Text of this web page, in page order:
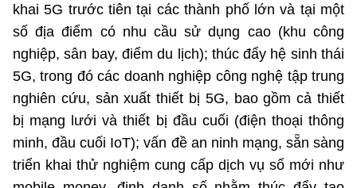
khai 5G trước tiên tại các thành phố lớn và tại một
số địa điểm có nhu cầu sử dụng cao (khu công
nghiệp, sân bay, điểm du lịch); thúc đẩy hệ sinh thái
5G, trong đó các doanh nghiệp công nghệ tập trung
nghiên cứu, sản xuất thiết bị 5G, bao gồm cả thiết
bị mạng lưới và thiết bị đầu cuối (điện thoại thông
minh, đầu cuối IoT); vấn đề an ninh mạng, sẵn sàng
triển khai thử nghiệm cung cấp dịch vụ số mới như